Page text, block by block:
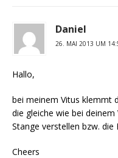
Daniel
26. MAI 2013 UM
Hallo,
bei meinem Vitus klemmt
die gleiche wie bei
Stange verstellen bzw. die
Cheers